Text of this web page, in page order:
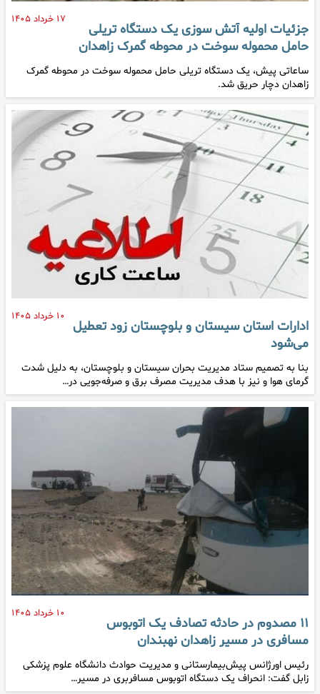
۱۷ خرداد ۱۴۰۵
جزئیات اولیه آتش سوزی یک دستگاه تریلی
حامل محموله سوخت در محوطه گمرک زاهدان
ساعاتی پیش، یک دستگاه تریلی حامل محموله سوخت در محوطه گمرک
زاهدان دچار حریق شد.
۱۰ خرداد ۱۴۰۵
ادارات استان سیستان و بلوچستان زود تعطیل
می‌شود
بنا به تصمیم ستاد مدیریت بحران سیستان و بلوچستان، به دلیل شدت
گرمای هوا و نیز با هدف مدیریت مصرف برق و صرفه‌جویی در…
۱۰ خرداد ۱۴۰۵
۱۱ مصدوم در حادثه تصادف یک اتوبوس
مسافری در مسیر زاهدان نهبندان
رئیس اورژانس پیش‌بیمارستانی و مدیریت حوادث دانشگاه علوم پزشکی
زابل گفت: انحراف یک دستگاه اتوبوس مسافربری در مسیر…